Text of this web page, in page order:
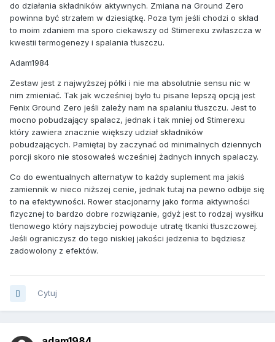
do działania składników aktywnych. Zmiana na Ground Zero
powinna być strzałem w dziesiątkę. Poza tym jeśli chodzi o skład
to moim zdaniem ma sporo ciekawszy od Stimerexu zwłaszcza w
kwestii termogenezy i spalania tłuszczu.
Adam1984
Zestaw jest z najwyższej półki i nie ma absolutnie sensu nic w
nim zmieniać. Tak jak wcześniej było tu pisane lepszą opcją jest
Fenix Ground Zero jeśli zależy nam na spalaniu tłuszczu. Jest to
mocno pobudzający spalacz, jednak i tak mniej od Stimerexu
który zawiera znacznie większy udział składników
pobudzających. Pamiętaj by zaczynać od minimalnych dziennych
porcji skoro nie stosowałeś wcześniej żadnych innych spalaczy.
Co do ewentualnych alternatyw to każdy suplement ma jakiś
zamiennik w nieco niższej cenie, jednak tutaj na pewno odbije się
to na efektywności. Rower stacjonarny jako forma aktywności
fizycznej to bardzo dobre rozwiązanie, gdyż jest to rodzaj wysiłku
tlenowego który najszybciej powoduje utratę tkanki tłuszczowej.
Jeśli ograniczysz do tego niskiej jakości jedzenia to będziesz
zadowolony z efektów.
Cytuj